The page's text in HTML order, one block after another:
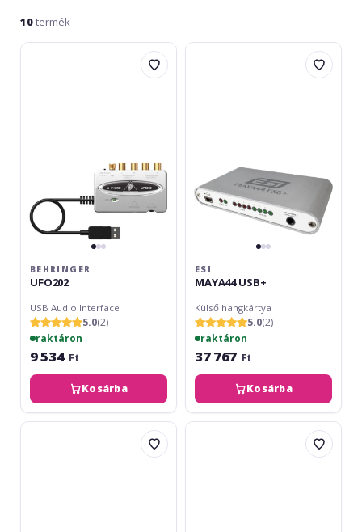
10termék
Behringer
BEHRINGER
UFO202
USB Audio Interface
5.0(2)
raktáron
9 534 Ft
Kosárba
ESI
ESI
MAYA44 USB+
Külső hangkártya
5.0(2)
raktáron
37 767 Ft
Kosárba
ESI
Native